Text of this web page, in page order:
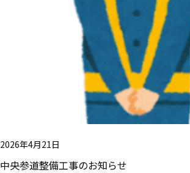
2026年4月21日
中央参道整備工事のお知らせ